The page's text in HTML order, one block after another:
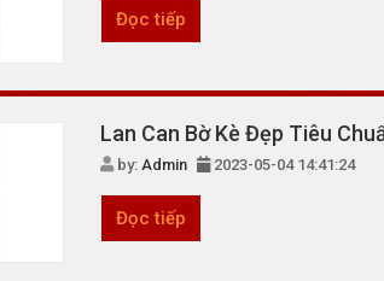
Đọc tiếp
Lan Can Bờ Kè Đẹp Tiêu
by: Admin 2023-05-04 14:41:24
Đọc tiếp